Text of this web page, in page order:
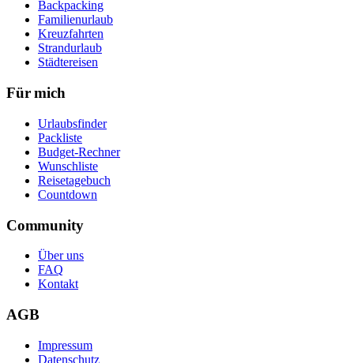
Backpacking
Familienurlaub
Kreuzfahrten
Strandurlaub
Städtereisen
Für mich
Urlaubsfinder
Packliste
Budget-Rechner
Wunschliste
Reisetagebuch
Countdown
Community
Über uns
FAQ
Kontakt
AGB
Impressum
Datenschutz